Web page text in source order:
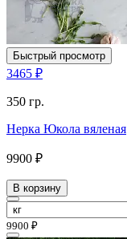
Быстрый просмотр
3465 ₽
350 гр.
Нерка Юкола вяленая
9900 ₽
В корзину
9900 ₽